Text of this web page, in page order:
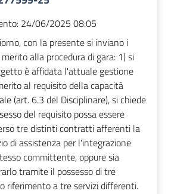
24/06/2025 08:05
con la presente si inviano i
alla procedura di gara: 1) si
è affidata l'attuale gestione
al requisito della capacità
(art. 6.3 del Disciplinare), si chiede
del requisito possa essere
tre distinti contratti afferenti la
di assistenza per l'integrazione
committente, oppure sia
tramite il possesso di tre
riferimento a tre servizi differenti.